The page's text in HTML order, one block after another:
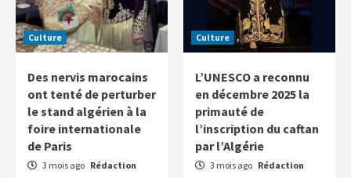
Culture
Des nervis marocains
ont tenté de perturber
le stand algérien à la
foire internationale
de Paris
3 mois ago Rédaction
Culture
L’UNESCO a reconnu
en décembre 2025 la
primauté de
l’inscription du caftan
par l’Algérie
3 mois ago Rédaction